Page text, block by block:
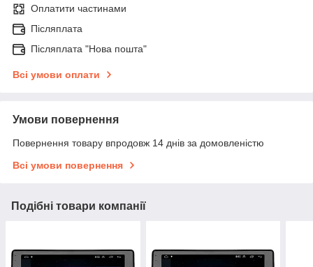
Оплатити частинами
Післяплата
Післяплата "Нова пошта"
Всі умови оплати
Умови повернення
Повернення товару впродовж 14 днів за домовленістю
Всі умови повернення
Подібні товари компанії